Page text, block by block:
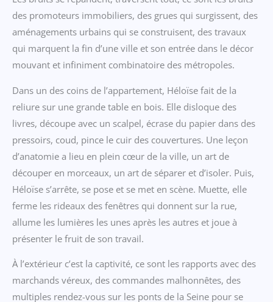
des promoteurs immobiliers, des grues qui surgissent, des
aménagements urbains qui se construisent, des travaux
qui marquent la fin d’une ville et son entrée dans le décor
mouvant et infiniment combinatoire des métropoles.
Dans un des coins de l’appartement, Héloïse fait de la
reliure sur une grande table en bois. Elle disloque des
livres, découpe avec un scalpel, écrase du papier dans des
pressoirs, coud, pince le cuir des couvertures. Une leçon
d’anatomie a lieu en plein cœur de la ville, un art de
découper en morceaux, un art de séparer et d’isoler. Puis,
Héloïse s’arrête, se pose et se met en scène. Muette, elle
ferme les rideaux des fenêtres qui donnent sur la rue,
allume les lumières les unes après les autres et joue à
présenter le fruit de son travail.
À l’extérieur c’est la captivité, ce sont les rapports avec des
marchands véreux, des commandes malhonnêtes, des
multiples rendez-vous sur les ponts de la Seine pour se